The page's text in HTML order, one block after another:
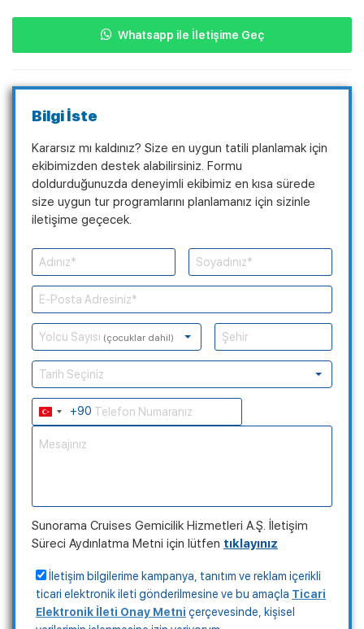
Whatsapp ile İletişime Geç
Bilgi İste
Kararsız mı kaldınız? Size en uygun tatili planlamak için
ekibimizden destek alabilirsiniz. Formu
doldurduğunuzda deneyimli ekibimiz en kısa sürede
size uygun tur programlarını planlamanız için sizinle
iletişime geçecek.
Yolcu Sayısı (çocuklar dahil)
Tarih Seçiniz
Turkey+90
Sunorama Cruises Gemicilik Hizmetleri A.Ş. İletişim
Süreci Aydınlatma Metni için lütfen tıklayınız
İletişim bilgilerime kampanya, tanıtım ve reklam içerikli
ticari elektronik ileti gönderilmesine ve bu amaçla Ticari
Elektronik İleti Onay Metni çerçevesinde, kişisel